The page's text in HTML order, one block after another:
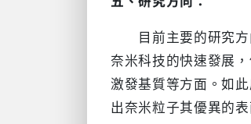
目前主要的研究方
奈米科技的快速發展
激發基質等方面。如
出奈米粒子其優異的